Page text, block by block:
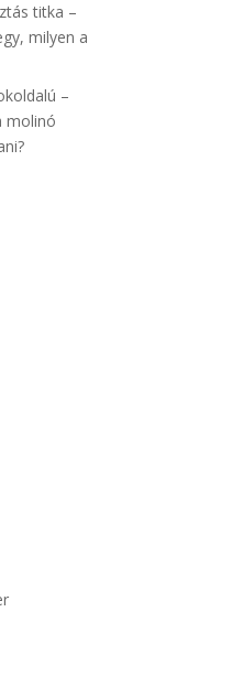
titka –
milyen a
–
molinó